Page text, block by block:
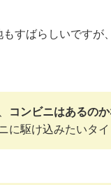
すばらしいですが
コンビニはあるの
に駆け込みたいタ